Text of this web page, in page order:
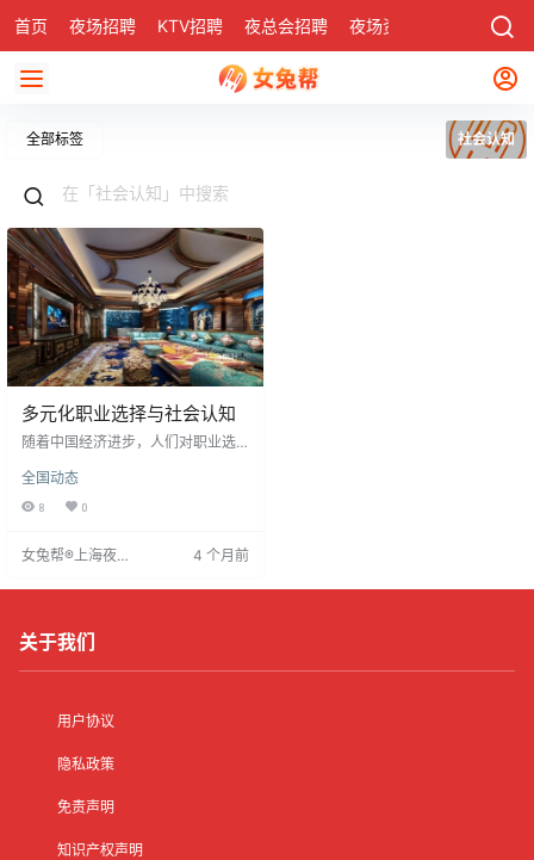
首页 夜场招聘 KTV招聘 夜总会招聘 夜场资讯 社区
全部标签 社会认知
多元化职业选择与社会认知
随着中国经济进步，人们对职业选
业的偏见需破除。不应以性别或社
会认知局限个人兴趣与才能，而应
等，是自力更生的体现，不应受误
服务行为是职业需求，非个人品质
异，激发社会创新
全国动态
8 0
女兔帮®上海夜场
4 个月前
关于我们
用户协议
隐私政策
免责声明
知识产权声明